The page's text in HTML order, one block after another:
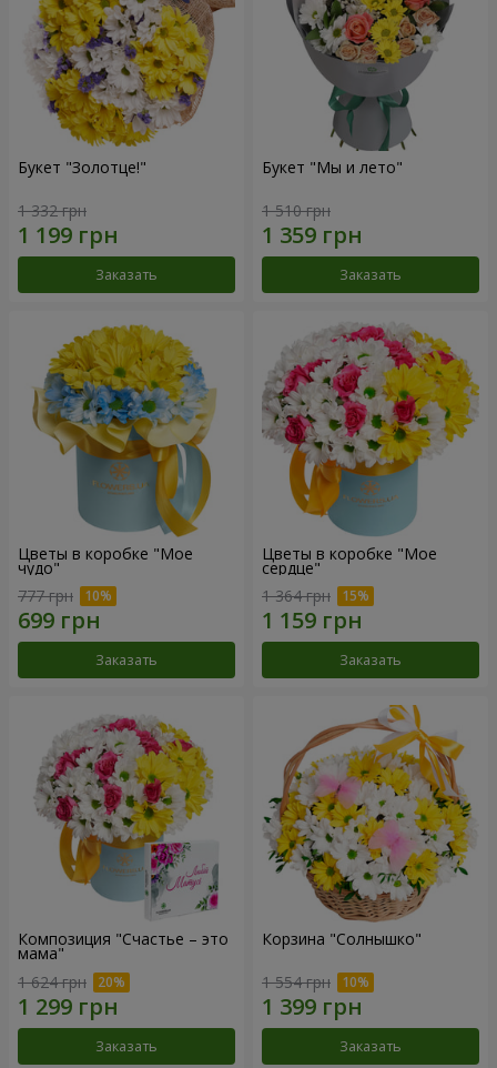
Букет "Золотце!"
1 332 грн
Заказать
Букет "Мы и лето"
1 510 грн
Заказать
Цветы в коробке "Мое
чудо"
777 грн
Заказать
Цветы в коробке "Мое
сердце"
1 364 грн
Заказать
Композиция "Счастье – это
мама"
1 624 грн
Заказать
Корзина "Солнышко"
1 554 грн
Заказать